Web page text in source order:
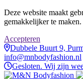
Deze website maakt
gemakkelijker te maken.
Accepteren
Dubbele Buurt 9,
info@mnbodyfashion.nl
Gesloten. Wij zijn